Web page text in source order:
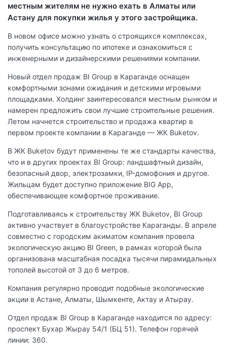
местным жителям не нужно ехать в Алматы или
Астану для покупки жилья у этого застройщика.
В новом офисе можно узнать о строящихся комплексах,
получить консультацию по ипотеке и ознакомиться с
инженерными и дизайнерскими решениями компании.
Новый отдел продаж BI Group в Караганде оснащен
комфортными зонами ожидания и детскими игровыми
площадками. Холдинг заинтересовался местным рынком и
намерен предложить свои лучшие строительные решения.
Летом начнется строительство и продажа квартир в
первом проекте компании в Караганде — ЖК Buketov.
В ЖК Buketov будут применены те же стандарты качества,
что и в других проектах BI Group: ландшафтный дизайн,
безопасный двор, электрозамки, IP-домофония и другое.
Жильцам будет доступно приложение BIG App,
обеспечивающее комфортное проживание.
Подготавливаясь к строительству ЖК Buketov, BI Group
активно участвует в благоустройстве Караганды. В апреле
совместно с городским акиматом компания провела
экологическую акцию BI Green, в рамках которой была
организована масштабная посадка тысячи пирамидальных
тополей высотой от 3 до 6 метров.
Компания регулярно проводит подобные экологические
акции в Астане, Алматы, Шымкенте, Актау и Атырау.
Отдел продаж BI Group в Караганде находится по адресу:
проспект Бухар Жырау 54/1 (БЦ 51). Телефон горячей
линии: 360.